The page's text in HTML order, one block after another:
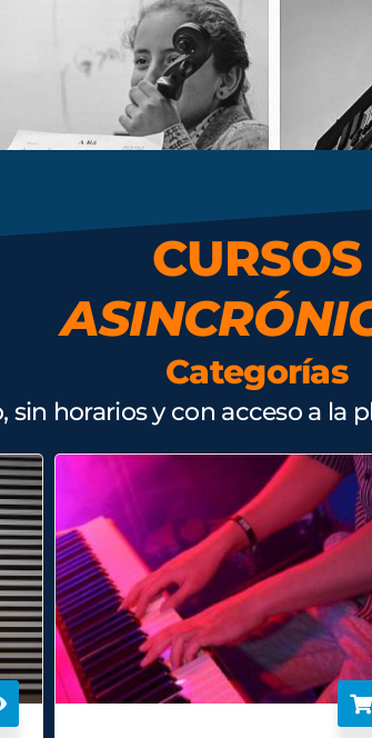
CURSOS
Categorías
sin horarios y con acceso a la